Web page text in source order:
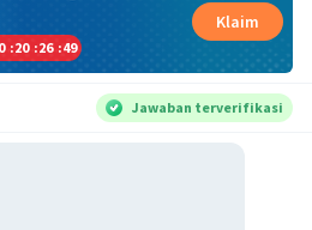
:20 :26 :49
Klaim
Jawaban terverifikasi